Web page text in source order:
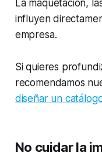
La maquetación,
influyen
empresa.
Si quieres
recomendamos
diseñar un
No cuidar la